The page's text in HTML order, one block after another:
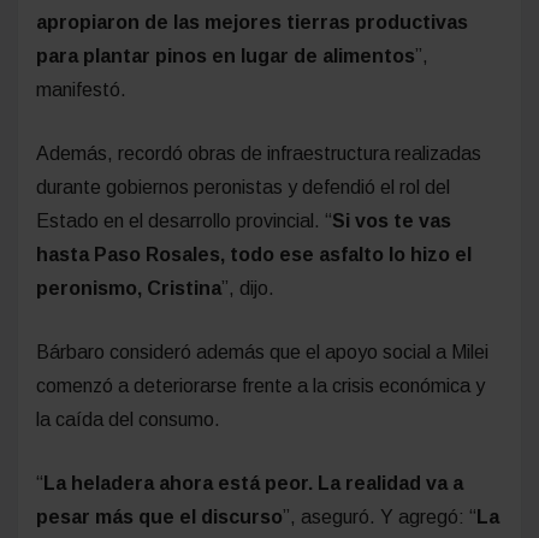
apropiaron de las mejores tierras productivas
para plantar pinos en lugar de alimentos”,
manifestó.
Además, recordó obras de infraestructura realizadas
durante gobiernos peronistas y defendió el rol del
Estado en el desarrollo provincial. “Si vos te vas
hasta Paso Rosales, todo ese asfalto lo hizo el
peronismo, Cristina”, dijo.
Bárbaro consideró además que el apoyo social a Milei
comenzó a deteriorarse frente a la crisis económica y
la caída del consumo.
“ La heladera ahora está peor. La realidad va a
pesar más que el discurso”, aseguró. Y agregó: “ La